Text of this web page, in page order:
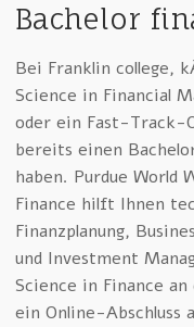
Bachelor
Bei Franklin college,
Science in Financial
oder ein Fast-Track-
bereits einen
haben. Purdue World
Finance hilft Ihnen
Finanzplanung,
und Investment
Science in Finance
ein Online-Abschluss